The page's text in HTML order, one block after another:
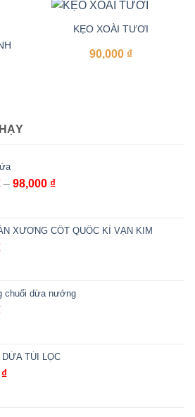
KẸO XOÀI TƯƠI
90,000 ₫
– 98,000 ₫Khoảng
65,000 ₫
XƯƠNG CỐT QUỐC KÌ VẠN KIM
chuối dừa nướng
TÚI LỌC
₫